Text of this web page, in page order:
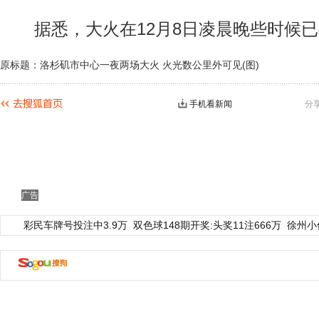
据悉，大火在12月8日凌晨晚些时候已
原标题：洛杉矶市中心一夜两场大火 火光数公里外可见(图)
分
手机看新闻
广告
彩民车牌号投注中3.9万 双色球148期开奖:头奖11注666万 徐州